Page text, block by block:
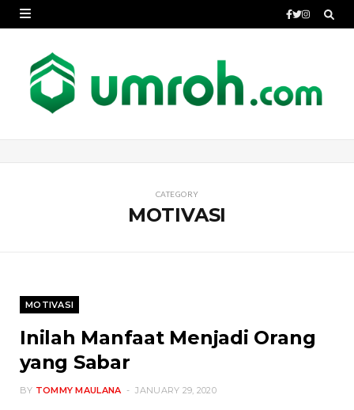
CATEGORY
MOTIVASI
MOTIVASI
Inilah Manfaat Menjadi Orang
yang Sabar
BY TOMMY MAULANA JANUARY 29, 2020